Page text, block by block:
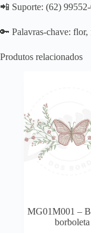
📲 Suporte: (62)
🔑 Palavras-chave:
Produtos relacionados
MG01M001 –
borboleta